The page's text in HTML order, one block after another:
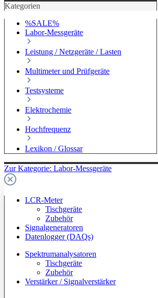
Kategorien
%SALE%
Labor-Messgeräte
Leistung / Netzgeräte / Lasten
Multimeter und Prüfgeräte
Testsysteme
Elektrochemie
Hochfrequenz
Lexikon / Glossar
Zur Kategorie: Labor-Messgeräte
LCR-Meter
Tischgeräte
Zubehör
Signalgeneratoren
Datenlogger (DAQs)
Spektrumanalysatoren
Tischgeräte
Zubehör
Verstärker / Signalverstärker